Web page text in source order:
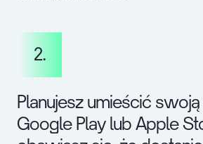
2.
Planujesz umieścić
Google Play lub Apple